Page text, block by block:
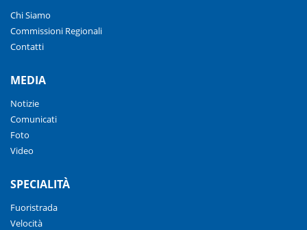
Chi Siamo
Commissioni Regionali
Contatti
MEDIA
Notizie
Comunicati
Foto
Video
SPECIALITÀ
Fuoristrada
Velocità